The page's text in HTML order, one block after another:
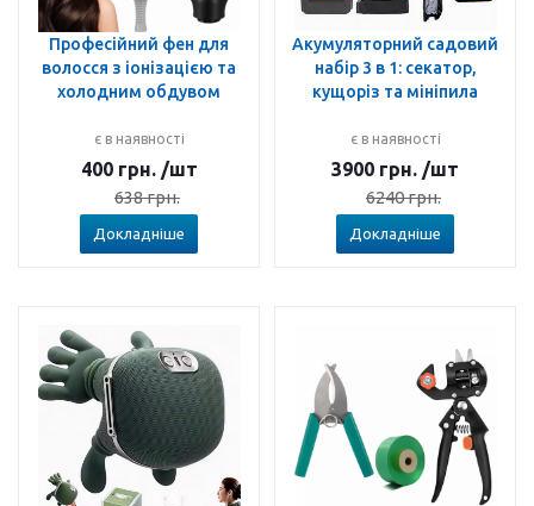
Професійний фен для
волосся з іонізацією та
холодним обдувом
є в наявності
400 грн. /шт
638грн.
Докладніше
Акумуляторний садовий
набір 3 в 1: секатор,
кущоріз та мініпила
є в наявності
3900 грн. /шт
6240грн.
Докладніше